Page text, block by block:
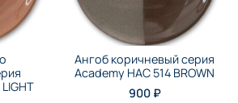
Ангоб коричневый серия
Academy НАС 514 BROWN
900 ₽